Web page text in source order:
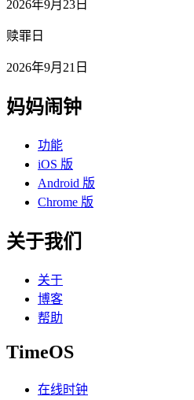
2026年9月23日
赎罪日
2026年9月21日
妈妈闹钟
功能
iOS 版
Android 版
Chrome 版
关于我们
关于
博客
帮助
TimeOS
在线时钟